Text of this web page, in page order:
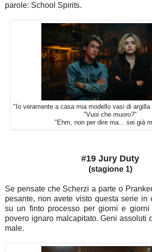
parole: School Spirits.
"Io veramente a casa mia modello vasi di
"Vuoi che muoro?"
"Ehm, non per dire ma... sei già
#19 Jury Duty
(stagione 1)
Se pensate che Scherzi a parte o
pesante, non avete visto questa serie in
su un finto processo per giorni e
povero ignaro malcapitato. Geni assoluti
male.